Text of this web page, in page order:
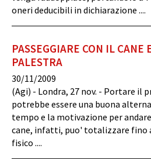
oneri deducibili in dichiarazione ....
PASSEGGIARE CON IL CANE
PALESTRA
30/11/2009
(Agi) - Londra, 27 nov. - Portare il
potrebbe essere una buona
tempo e la motivazione per
cane, infatti, puo' totalizzare fino
fisico ....